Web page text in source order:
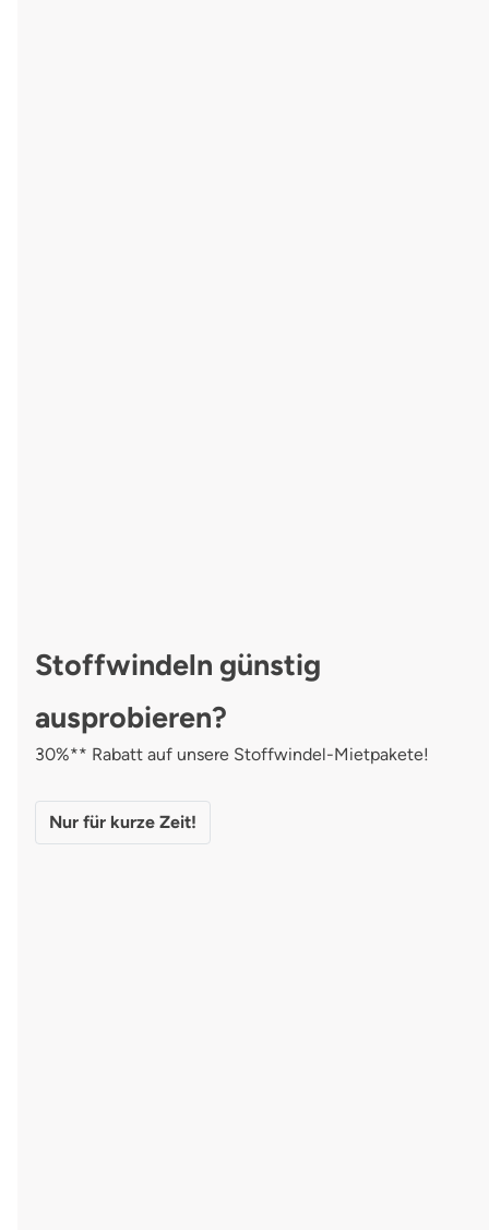
Stoffwindeln günstig
ausprobieren?
30%** Rabatt auf unsere Stoffwindel-Mietpakete!
Nur für kurze Zeit!